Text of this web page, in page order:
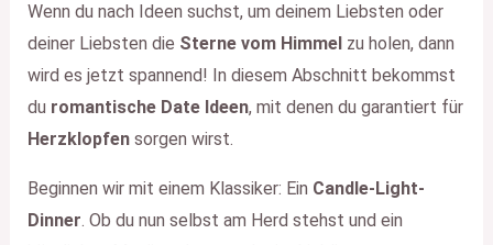
Wenn du nach Ideen suchst, um deinem Liebsten oder
deiner Liebsten die Sterne vom Himmelzu holen, dann
wird es jetzt spannend! In diesem Abschnitt bekommst
du romantische Date Ideen, mit denen du garantiert für
Herzklopfen sorgen wirst.
Beginnen wir mit einem Klassiker: Ein Candle-Light-
Dinner. Ob du nun selbst am Herd stehst und ein